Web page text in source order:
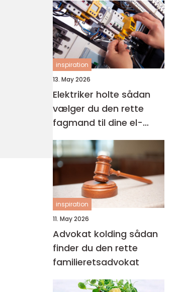
inspiration
13. May 2026
Elektriker holte sådan
vælger du den rette
fagmand til dine el-
opgaver
inspiration
11. May 2026
Advokat kolding sådan
finder du den rette
familieretsadvokat